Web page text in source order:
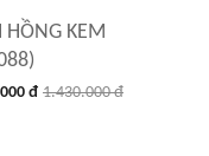
HỒNG KEM
đ 1.430.000 đ